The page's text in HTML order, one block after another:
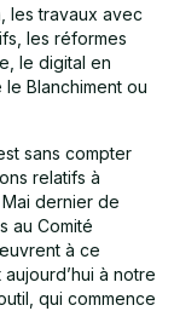
les travaux avec
les réformes
le digital en
le Blanchiment ou
sans compter
relatifs à
Mai dernier de
au Comité
à ce
à notre
qui commence